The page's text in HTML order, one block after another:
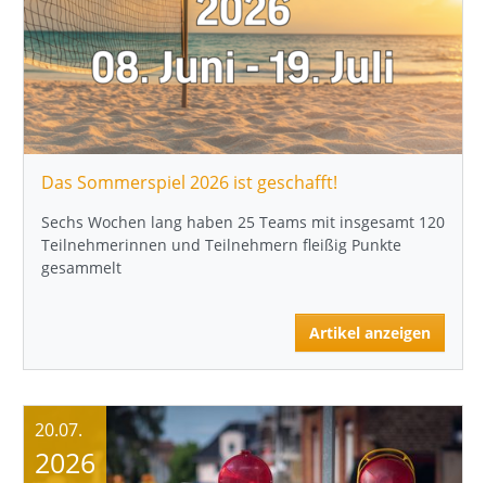
Das Sommerspiel 2026 ist geschafft!
Sechs Wochen lang haben 25 Teams mit insgesamt 120
Teilnehmerinnen und Teilnehmern fleißig Punkte
gesammelt
Artikel anzeigen
20.07.
2026